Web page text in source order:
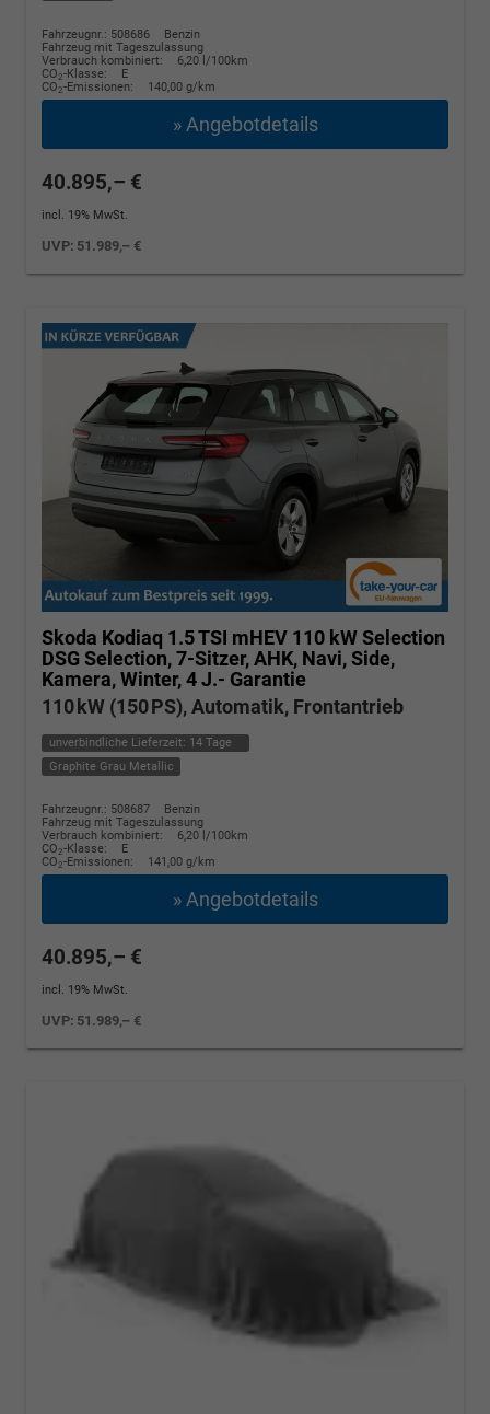
Fahrzeugnr.: 508686
Benzin
Fahrzeug mit Tageszulassung
Verbrauch kombiniert:
6,20 l/100km
CO2-Klasse:
E
CO2-Emissionen: 140,00 g/km
» Angebotdetails
40.895,– €
incl. 19% MwSt.
UVP: 51.989,– €
Skoda Kodiaq 1.5 TSI mHEV 110 kW Selection
DSG Selection, 7-Sitzer, AHK, Navi, Side,
Kamera, Winter, 4 J.- Garantie
110 kW (150 PS), Automatik, Frontantrieb
unverbindliche Lieferzeit: 14 Tage
Graphite Grau Metallic
Fahrzeugnr.: 508687
Benzin
Fahrzeug mit Tageszulassung
Verbrauch kombiniert:
6,20 l/100km
CO2-Klasse:
E
CO2-Emissionen: 141,00 g/km
» Angebotdetails
40.895,– €
incl. 19% MwSt.
UVP: 51.989,– €